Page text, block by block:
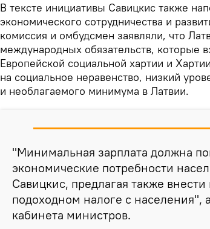
В тексте инициативы Савицкис также
экономического сотрудничества и
комиссия и омбудсмен заявляли, что
международных обязательств, которые
Европейской социальной хартии и
на социальное неравенство, низкий
и необлагаемого минимума в Латвии.
"Минимальная зарплата должна
экономические потребности
Савицкис, предлагая также
подоходном налоге с населения",
кабинета министров.